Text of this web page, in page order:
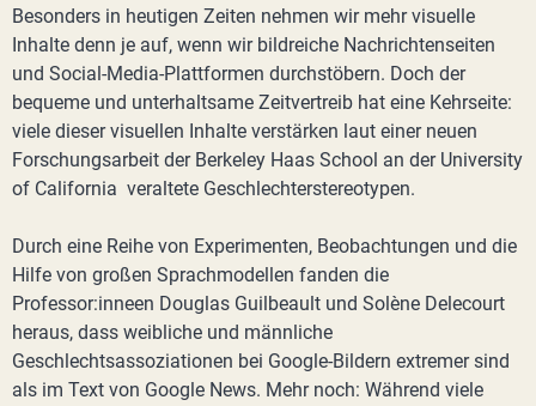
Besonders in heutigen Zeiten nehmen wir mehr visuelle
Inhalte denn je auf, wenn wir bildreiche Nachrichtenseiten
und Social-Media-Plattformen durchstöbern. Doch der
bequeme und unterhaltsame Zeitvertreib hat eine Kehrseite:
viele dieser visuellen Inhalte verstärken laut einer neuen
Forschungsarbeit der Berkeley Haas School an der University
of California veraltete Geschlechterstereotypen.
Durch eine Reihe von Experimenten, Beobachtungen und die
Hilfe von großen Sprachmodellen fanden die
Professor:inneen Douglas Guilbeault und Solène Delecourt
heraus, dass weibliche und männliche
Geschlechtsassoziationen bei Google-Bildern extremer sind
als im Text von Google News. Mehr noch: Während viele